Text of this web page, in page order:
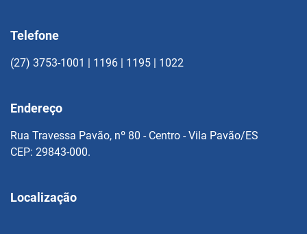
Telefone
(27) 3753-1001 | 1196 | 1195 | 1022
Endereço
Rua Travessa Pavão, nº 80 - Centro - Vila Pavão/ES
CEP: 29843-000.
Localização